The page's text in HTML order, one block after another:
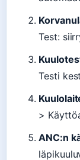
Test:
Testi
>
ANC:n